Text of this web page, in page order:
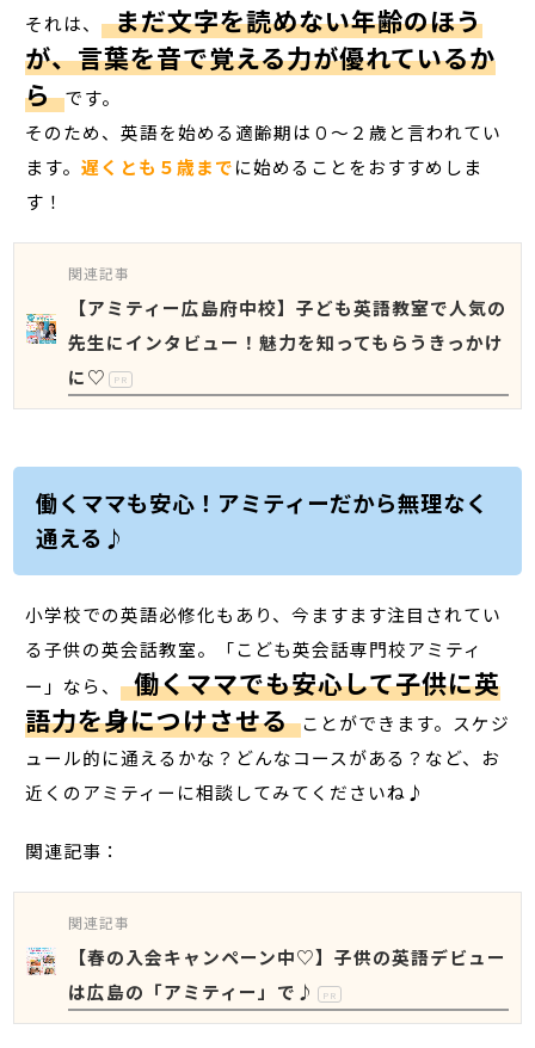
それは、 まだ文字を読めない年齢のほう
が、言葉を音で覚える力が優れているか
ら です。
そのため、英語を始める適齢期は０～２歳と言われてい
ます。遅くとも５歳までに始めることをおすすめしま
す！
関連記事
【アミティー広島府中校】子ども英語教室で人気の
先生にインタビュー！魅力を知ってもらうきっかけ
に♡
PR
働くママも安心！アミティーだから無理なく
通える♪
小学校での英語必修化もあり、今ますます注目されてい
る子供の英会話教室。「こども英会話専門校アミティ
ー」なら、 働くママでも安心して子供に英
語力を身につけさせる ことができます。スケジ
ュール的に通えるかな？どんなコースがある？など、お
近くのアミティーに相談してみてくださいね♪
関連記事：
関連記事
【春の入会キャンペーン中♡】子供の英語デビュー
は広島の「アミティー」で♪
PR